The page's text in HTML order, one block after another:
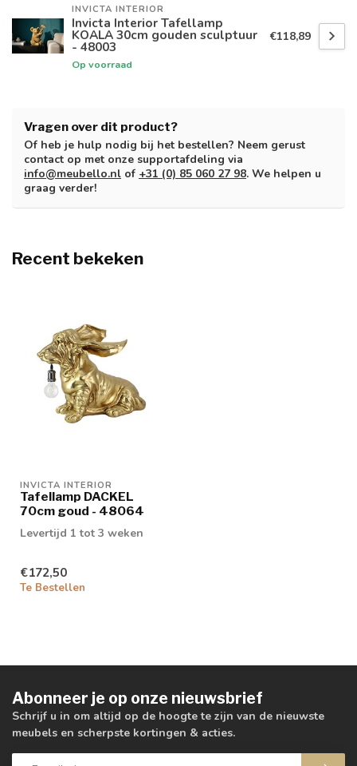
INVICTA INTERIOR
Invicta Interior Tafellamp
KOALA 30cm gouden sculptuur
- 48003
Op voorraad
€118,89
Vragen over dit product?
Of heb je hulp nodig bij het bestellen? Neem gerust
contact op met onze supportafdeling via
info@meubello.nl of +31 (0) 85 060 27 98. We helpen u
graag verder!
Recent bekeken
INVICTA INTERIOR
Tafellamp DACKEL
70cm goud - 48064
Levertijd 1 tot 3 weken
€172,50
Te Bestellen
Abonneer je op onze nieuwsbrief
Schrijf u in om altijd op de hoogte te zijn van de nieuwste
meubels en scherpste kortingen & acties.